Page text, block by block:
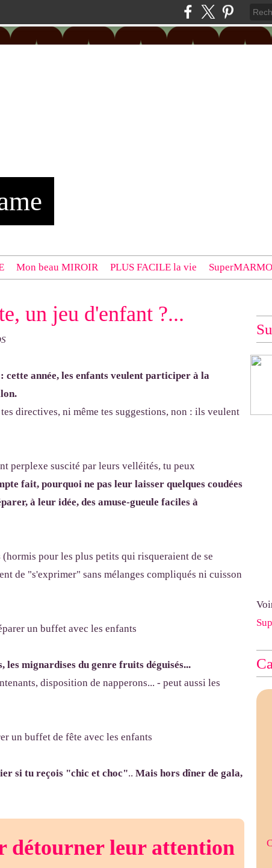
Mon beau MIROIR PLUS FACILE la vie
Annie", "Veste Rue Cambon")... à défaut, impossible de te les
un jeu d'enfant ?...
cette année, les enfants veulent participer à la
directives, ni même tes suggestions, non : ils veulent
perplexe suscité par leurs velléités, tu peux
fait, pourquoi ne pas leur laisser quelques coudées
à leur idée, des amuse-gueule faciles à
(hormis pour les plus petits qui risqueraient de se
de "s'exprimer" sans mélanges compliqués ni cuisson
les mignardises du genre fruits déguisés...
disposition de napperons... - peut aussi les
si tu reçois "chic et choc".. Mais hors dîner de gala,
détourner leur attention